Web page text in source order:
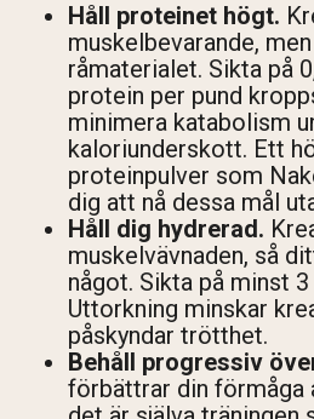
Håll proteinet högt.
muskelbevarande,
råmaterialet. Sikta på
protein per pund
minimera katabolism
kaloriunderskott. Ett
proteinpulver som
dig att nå dessa mål
Håll dig hydrerad.
muskelvävnaden, så
något. Sikta på minst
Uttorkning minskar
påskyndar trötthet.
Behåll progressiv
förbättrar din förmåga